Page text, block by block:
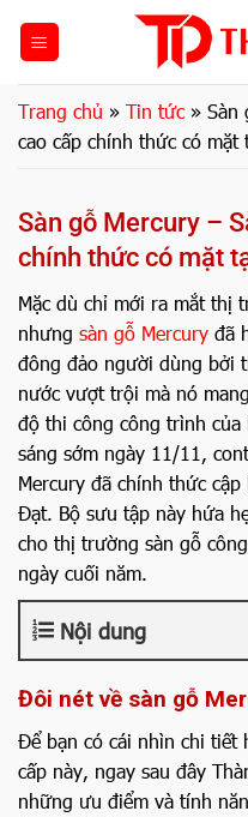
dungTrang chủ » Tin tức » Sàn
cao cấp chính thức có
Sàn gỗ Mercury –
chính thức có mặt
Mặc dù chỉ mới ra mắt thị
nhưng sàn gỗ Mercury đã
đông đảo người dùng bởi
nước vượt trội mà nó
độ thi công công trình của
sáng sớm ngày 11/11,
Mercury đã chính thức
Đạt. Bộ sưu tập này hứa
cho thị trường sàn gỗ
ngày cuối năm.
Nội dung
Đôi nét về sàn gỗ
Để bạn có cái nhìn chi tiết
cấp này, ngay sau đây
những ưu điểm và tính